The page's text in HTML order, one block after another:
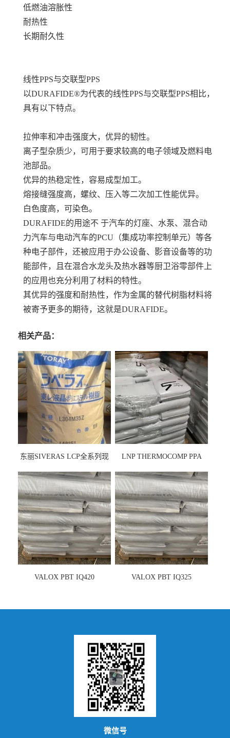
低燃油溶胀性
耐热性
长期耐久性
线性PPS与交联型PPS
以DURAFIDE®为代表的线性PPS与交联型PPS相比，
具有以下特点。
拉伸率和冲击强度大，优异的韧性。
离子型杂质少，可用于要求较高的电子领域及燃料电
池部品。
优异的热稳定性，容易成型加工。
熔接缝强度高，螺纹、压入等二次加工性能优异。
白色度高，可染色。
DURAFIDE的用途不 于汽车的灯座、水泵、混合动
力汽车与电动汽车的PCU（集成功率控制单元）等各
种电子部件，还被应用于办公设备、影音设备等的功
能部件，且在混合水龙头及热水器等厨卫浴零部件上
的应用也充分利用了材料的特性。
其优异的强度和耐热性，作为金属的替代树脂材料将
被寄予更多的期待，这就是DURAFIDE。
相关产品：
东丽SIVERAS LCP全系列现
LNP THERMOCOMP PPA
VALOX PBT IQ420 VALOX PBT IQ325
微信号